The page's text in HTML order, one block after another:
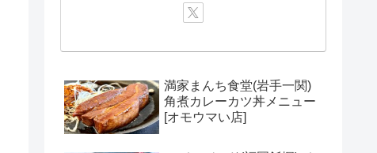
満家まんち食堂(岩手一関)
角煮カレーカツ丼メニュー
[オモウマい店]